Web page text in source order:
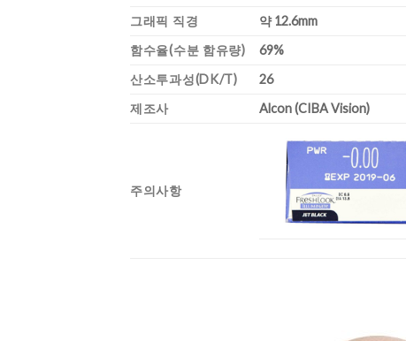
그래픽 직경
약 12.6mm
함수율(수분 함유량)
69%
산소투과성(DK/T)
26
제조사
Alcon (CIBA Vision)
주의사항